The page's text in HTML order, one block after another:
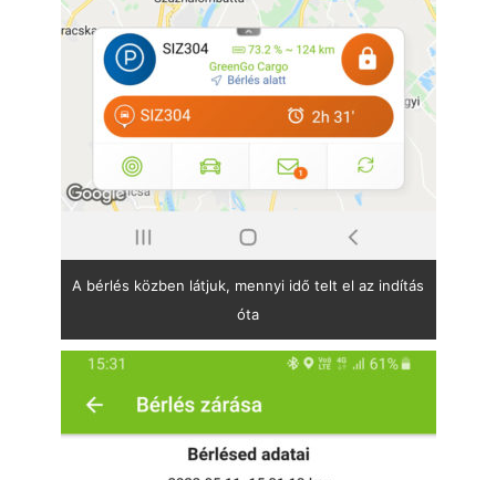
A bérlés közben látjuk, mennyi idő telt el az indítás
óta